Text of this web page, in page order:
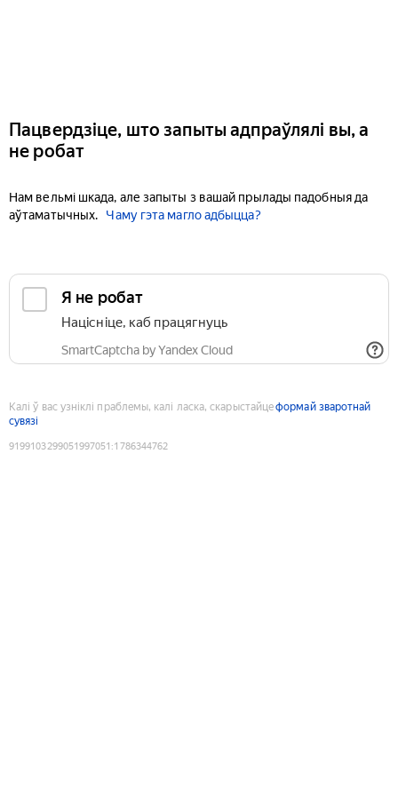
Пацвердзіце, што запыты адпраўлялі вы, а
не робат
Нам вельмі шкада, але запыты з вашай прылады падобныя да
аўтаматычных.
Чаму гэта магло адбыцца?
Я не робат
Націсніце, каб працягнуць
SmartCaptcha by Yandex Cloud
Калі ў вас узніклі праблемы, калі ласка, скарыстайцеформай зваротнай
сувязі
9199103299051997051 :1786344762